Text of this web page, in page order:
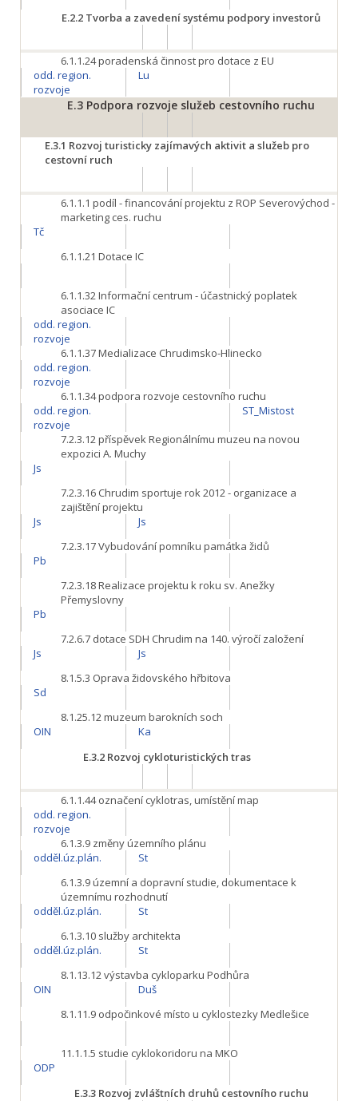
E.2.2 Tvorba a zavedení systému podpory investorů
6.1.1.24poradenská činnost pro dotace z EU
odd. region.
rozvoje
Lu
E.3 Podpora rozvoje služeb cestovního ruchu
E.3.1 Rozvoj turisticky zajímavých aktivit a služeb pro
cestovní ruch
6.1.1.1 podíl - financování projektu z ROP Severovýchod -
marketing ces. ruchu
Tč
6.1.1.21 Dotace IC
6.1.1.32Informační centrum - účastnický poplatek
asociace IC
odd. region.
rozvoje
6.1.1.37Medializace Chrudimsko-Hlinecko
odd. region.
rozvoje
6.1.1.34podpora rozvoje cestovního ruchu
odd. region.
rozvoje
ST_Mistost
7.2.3.12příspěvek Regionálnímu muzeu na novou
expozici A. Muchy
Js
7.2.3.16 Chrudim sportuje rok 2012 - organizace a
zajištění projektu
Js
Js
7.2.3.17Vybudování pomníku památka židů
Pb
7.2.3.18Realizace projektu k roku sv. Anežky
Přemyslovny
Pb
7.2.6.7 dotace SDH Chrudim na 140. výročí založení
Js
Js
8.1.5.3 Oprava židovského hřbitova
Sd
8.1.25.12muzeum barokních soch
OIN
Ka
E.3.2 Rozvoj cykloturistických tras
6.1.1.44označení cyklotras, umístění map
odd. region.
rozvoje
6.1.3.9 změny územního plánu
odděl.úz.plán.
St
6.1.3.9územní a dopravní studie, dokumentace k
územnímu rozhodnutí
odděl.úz.plán.
St
6.1.3.10 služby architekta
odděl.úz.plán.
St
8.1.13.12výstavba cykloparku Podhůra
OIN
Duš
8.1.11.9 odpočinkové místo u cyklostezky Medlešice
11.1.1.5 studie cyklokoridoru na MKO
ODP
E.3.3Rozvoj zvláštních druhů cestovního ruchu